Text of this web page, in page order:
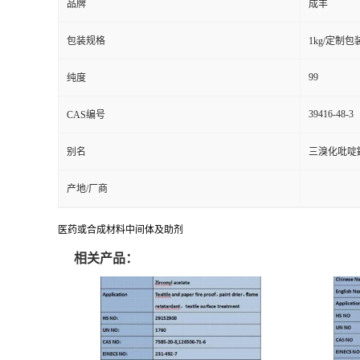
品牌 成丰
包装规格 1kg/定制包
纯度 99
CAS编号 39416-48-3
别名 三溴化吡啶
产地/厂商
医药或合成材料中间体及助剂
相关产品：